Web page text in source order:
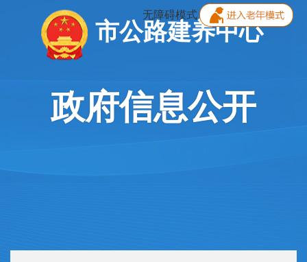
市公路建养中心
政府信息公开
无障碍模式